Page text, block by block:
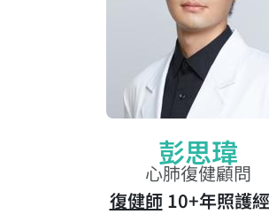
彭思瑋
心肺復健顧問
復健師10+年照護